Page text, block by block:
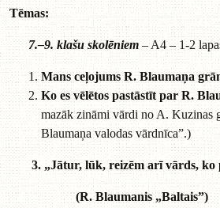
Tēmas:
7.–9. klašu skolēniem– A4 – 1-2
Mans ceļojums R. Blaumaņa
Ko es vēlētos pastāstīt par R.
mazāk zināmi vārdi no A. Kuzinas
Blaumaņa valodas vārdnīca”.)
3. „Jātur, lūk, reizēm arī vārds, ko
(R. Blaumanis „Baltais”)